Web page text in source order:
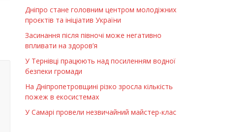
Дніпро стане головним центром молодіжних
проєктів та ініціатив України
Засинання після півночі може негативно
впливати на здоров’я
У Тернівці працюють над посиленням водної
безпеки громади
На Дніпропетровщині різко зросла кількість
пожеж в екосистемах
У Самарі провели незвичайний майстер-клас